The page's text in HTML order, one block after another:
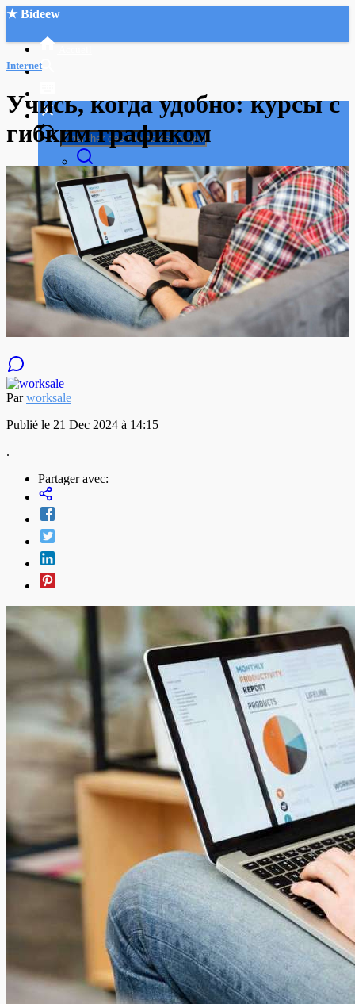
★ Bideew
Recherche Avancée
Mon compte
Connexion
Créer un compte
Mode nuit
Internet
Учись, когда удобно: курсы с
гибким графиком
Parworksale
Publié le 21 Dec 2024 à 14:15
.
Partager avec: